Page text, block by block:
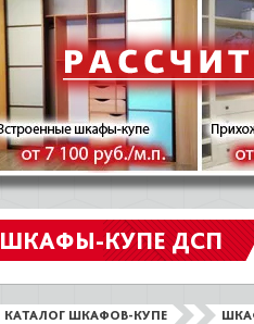
ШКАФЫ-КУПЕ ДСП
КАТАЛОГ ШКАФОВ-КУПЕ